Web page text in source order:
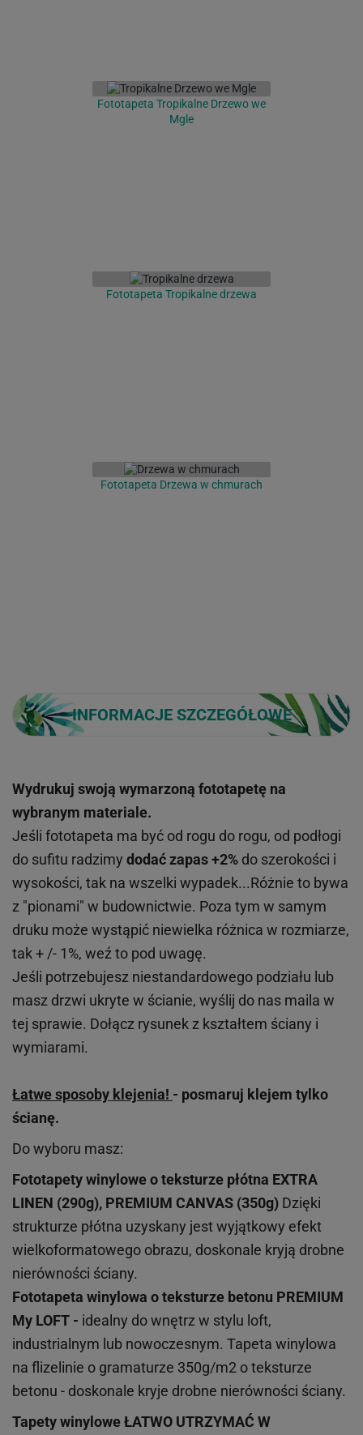
Fototapeta Tropikalne Drzewo we
Mgle
Fototapeta Tropikalne drzewa
Fototapeta Drzewa w chmurach
INFORMACJE SZCZEGÓŁOWE
Wydrukuj swoją wymarzoną fototapetę na
wybranym materiale.
Jeśli fototapeta ma być od rogu do rogu, od podłogi
do sufitu radzimy dodać zapas +2% do szerokości i
wysokości, tak na wszelki wypadek...Różnie to bywa
z "pionami" w budownictwie. Poza tym w samym
druku może wystąpić niewielka różnica w rozmiarze,
tak + /- 1%, weź to pod uwagę.
Jeśli potrzebujesz niestandardowego podziału lub
masz drzwi ukryte w ścianie, wyślij do nas maila w
tej sprawie. Dołącz rysunek z kształtem ściany i
wymiarami.
Łatwe sposoby klejenia! - posmaruj klejem tylko
ścianę.
Do wyboru masz:
Fototapety winylowe oteksturze płótna EXTRA
LINEN (290g), PREMIUM CANVAS (350g) Dzięki
strukturze płótna uzyskany jest wyjątkowy efekt
wielkoformatowego obrazu, doskonale kryją drobne
nierówności ściany.
Fototapeta winylowa oteksturze betonu PREMIUM
My LOFT - idealny do wnętrz w stylu loft,
industrialnym lub nowoczesnym. Tapeta winylowa
na flizelinie o gramaturze 350g/m2 o teksturze
betonu - doskonale kryje drobne nierówności ściany.
Tapety winyloweŁATWO UTRZYMAĆ W